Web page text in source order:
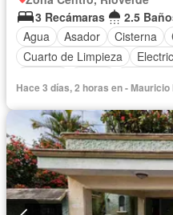
3 Recámaras
2.5
Agua
Asador Cisterna
Cuarto de Limpieza
Televisión por cable
Wifi
Hace 3 días, 2 horas en -